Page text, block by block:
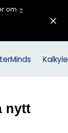
om. »
nytt